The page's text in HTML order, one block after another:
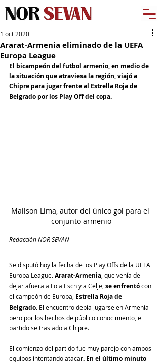
Ararat-Armenia eliminado de la UEFA
Europa League
1 oct 2020
El bicampeón del futbol armenio, en medio de
la situación que atraviesa la región, viajó a
Chipre para jugar frente al Estrella Roja de
Belgrado por los Play Off del copa.
Mailson Lima, autor del único gol para el
conjunto armenio
Redacción NOR SEVAN
Se disputó hoy la fecha de los Play Offs de la UEFA
Europa League. Ararat-Armenia , que venía de
dejar afuera a Fola Esch y a Celje, se enfrentó con
el campeón de Europa, Estrella Roja de
Belgrado. El encuentro debía jugarse en Armenia
pero por los hechos de público conocimiento, el
partido se traslado a Chipre.
El comienzo del partido fue muy parejo con ambos
equipos intentando atacar. En el último minuto